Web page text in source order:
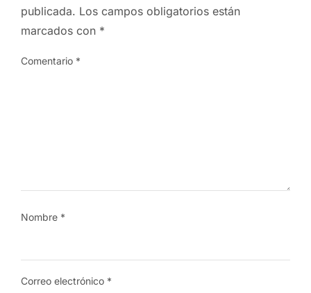
publicada. Los campos obligatorios están
marcados con *
Comentario *
Nombre *
Correo electrónico *